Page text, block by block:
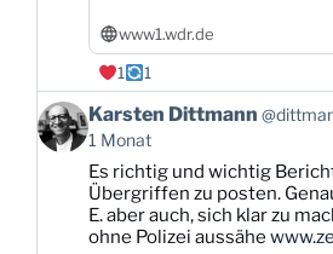
www1.wdr.de
1
1
Beitrag
von
Karsten
Dittmann
Bluesky
ansehen
Karsten Dittmann
1 Monat
Es richtig und wichtig
Übergriffen zu posten.
E. aber auch, sich klar zu
ohne Polizei aussähe